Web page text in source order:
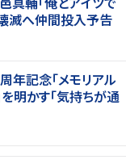
滅へ仲間投入予告
年記念「メモリアル
を明かす「気持ちが通